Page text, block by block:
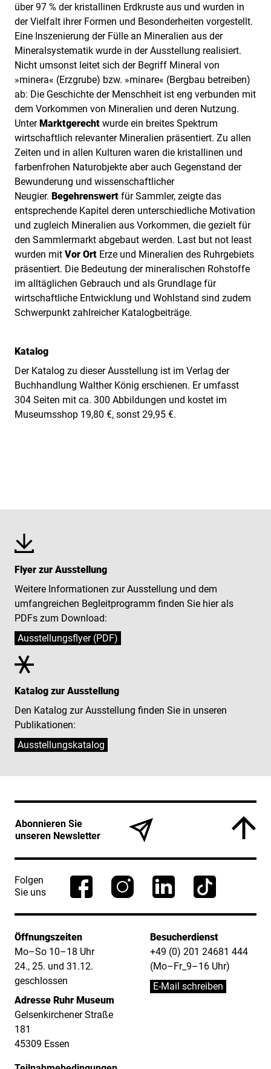
über 97 % der kristallinen Erdkruste aus und wurden in
der Vielfalt ihrer Formen und Besonderheiten vorgestellt.
Eine Inszenierung der Fülle an Mineralien aus der
Mineralsystematik wurde in der Ausstellung realisiert.
Nicht umsonst leitet sich der Begriff Mineral von
»minera« (Erzgrube) bzw. »minare« (Bergbau betreiben)
ab: Die Geschichte der Menschheit ist eng verbunden mit
dem Vorkommen von Mineralien und deren Nutzung.
UnterMarktgerecht wurde ein breites Spektrum
wirtschaftlich relevanter Mineralien präsentiert. Zu allen
Zeiten und in allen Kulturen waren die kristallinen und
farbenfrohen Naturobjekte aber auch Gegenstand der
Bewunderung und wissenschaftlicher
Neugier. Begehrenswert für Sammler, zeigte das
entsprechende Kapitel deren unterschiedliche Motivation
und zugleich Mineralien aus Vorkommen, die gezielt für
den Sammlermarkt abgebaut werden. Last but not least
wurden mit Vor Ort Erze und Mineralien des Ruhrgebiets
präsentiert. Die Bedeutung der mineralischen Rohstoffe
im alltäglichen Gebrauch und als Grundlage für
wirtschaftliche Entwicklung und Wohlstand sind zudem
Schwerpunkt zahlreicher Katalogbeiträge.
Katalog
Der Katalog zu dieser Ausstellung ist im Verlag der
Buchhandlung Walther König erschienen. Er umfasst
304 Seiten mit ca. 300 Abbildungen und kostet im
Museumsshop 19,80 €, sonst 29,95 €.
Flyer zur Ausstellung
Weitere Informationen zur Ausstellung und dem
umfangreichen Begleitprogramm finden Sie hier als
PDFs zum Download:
Ausstellungsflyer (PDF)
Katalog zur Ausstellung
Den Katalog zur Ausstellung finden Sie in unseren
Publikationen:
Ausstellungskatalog
Abonnieren Sie
unseren Newsletter
Folgen
Sie uns
Öffnungszeiten
Mo–So 10–18 Uhr
24., 25. und 31.12.
geschlossen
Adresse Ruhr Museum
Gelsenkirchener Straße
181
45309 Essen
Besucherdienst
+49 (0) 201 24681 444
(Mo–Fr_9–16 Uhr)
E-Mail schreiben